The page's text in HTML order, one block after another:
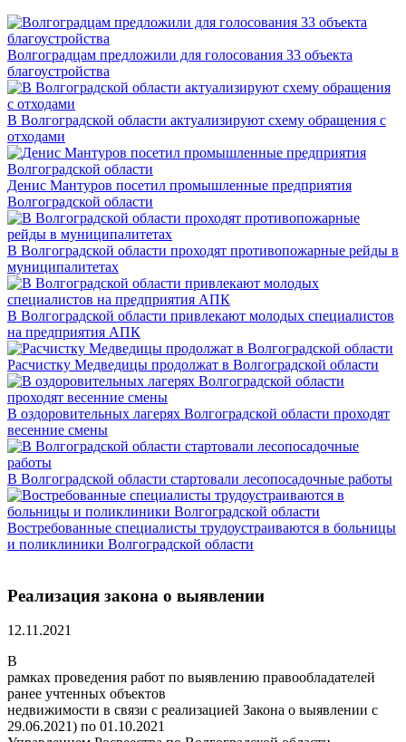
Волгоградцам предложили для голосования 33 объекта
благоустройства
В Волгоградской области актуализируют схему обращения с
отходами
Денис Мантуров посетил промышленные предприятия
Волгоградской области
В Волгоградской области проходят противопожарные рейды в
муниципалитетах
В Волгоградской области привлекают молодых специалистов
на предприятия АПК
Расчистку Медведицы продолжат в Волгоградской области
В оздоровительных лагерях Волгоградской области проходят
весенние смены
В Волгоградской области стартовали лесопосадочные работы
Востребованные специалисты трудоустраиваются в больницы
и поликлиники Волгоградской области
Реализация закона о выявлении
12.11.2021
В
рамках проведения работ по выявлению правообладателей
ранее учтенных объектов
недвижимости в связи с реализацией Закона о выявлении с
29.06.2021) по 01.10.2021